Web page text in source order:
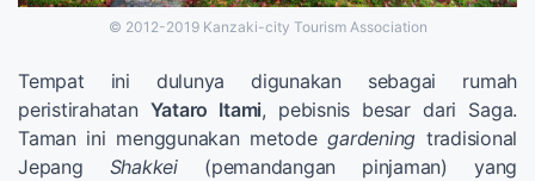
© 2012-2019 Kanzaki-city Tourism Association
Tempat ini dulunya digunakan sebagai rumah
peristirahatan Yataro Itami, pebisnis besar dari Saga.
Taman ini menggunakan metodegardening tradisional
Jepang Shakkei(pemandangan pinjaman) yang